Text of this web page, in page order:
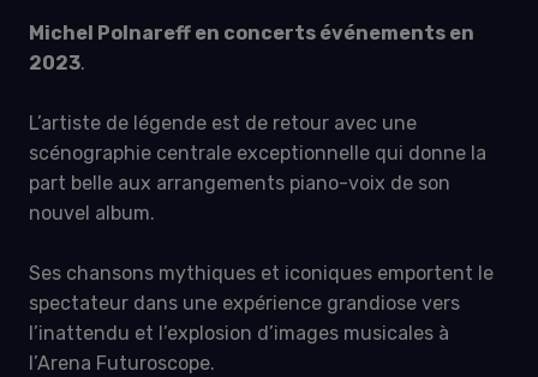
Michel Polnareff en concerts événements en
2023.
L’artiste de légende est de retour avec une
scénographie centrale exceptionnelle qui donne la
part belle aux arrangements piano-voix de son
nouvel album.
Ses chansons mythiques et iconiques emportent le
spectateur dans une expérience grandiose vers
l’inattendu et l’explosion d’images musicales à
l’Arena Futuroscope.